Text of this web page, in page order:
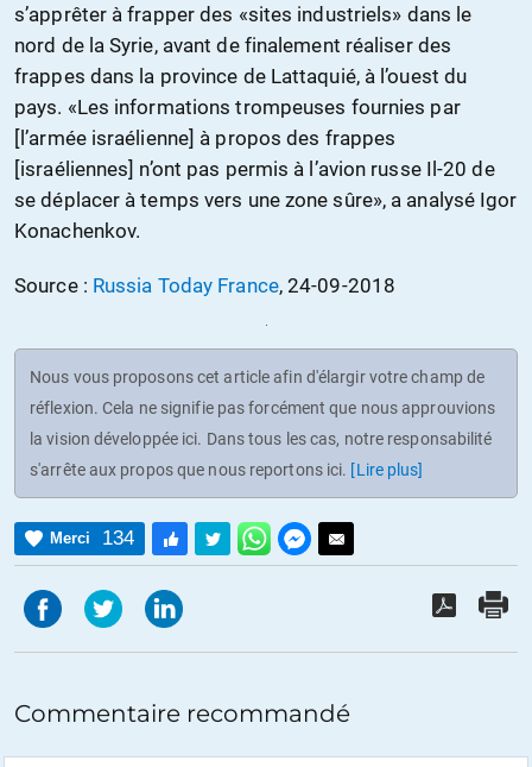
s’apprêter à frapper des «sites industriels» dans le
nord de la Syrie, avant de finalement réaliser des
frappes dans la province de Lattaquié, à l’ouest du
pays. «Les informations trompeuses fournies par
[l’armée israélienne] à propos des frappes
[israéliennes] n’ont pas permis à l’avion russe Il-20 de
se déplacer à temps vers une zone sûre», a analysé Igor
Konachenkov.
Source : Russia Today France, 24-09-2018
Nous vous proposons cet article afin d'élargir votre champ de
réflexion. Cela ne signifie pas forcément que nous approuvions
la vision développée ici. Dans tous les cas, notre responsabilité
s'arrête aux propos que nous reportons ici. [Lire plus]
Merci 134
Commentaire recommandé